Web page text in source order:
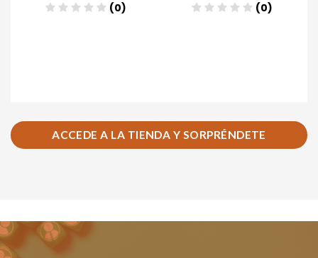
ACCEDE A LA TIENDA Y SORPRÉNDETE